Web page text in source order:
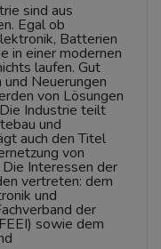
sind aus
Egal ob
Batterien
in einer modernen
laufen. Gut
Neuerungen
von Lösungen
Industrie teilt
und
auch den Titel
von
Interessen der
vertreten: dem
und
der
sowie dem